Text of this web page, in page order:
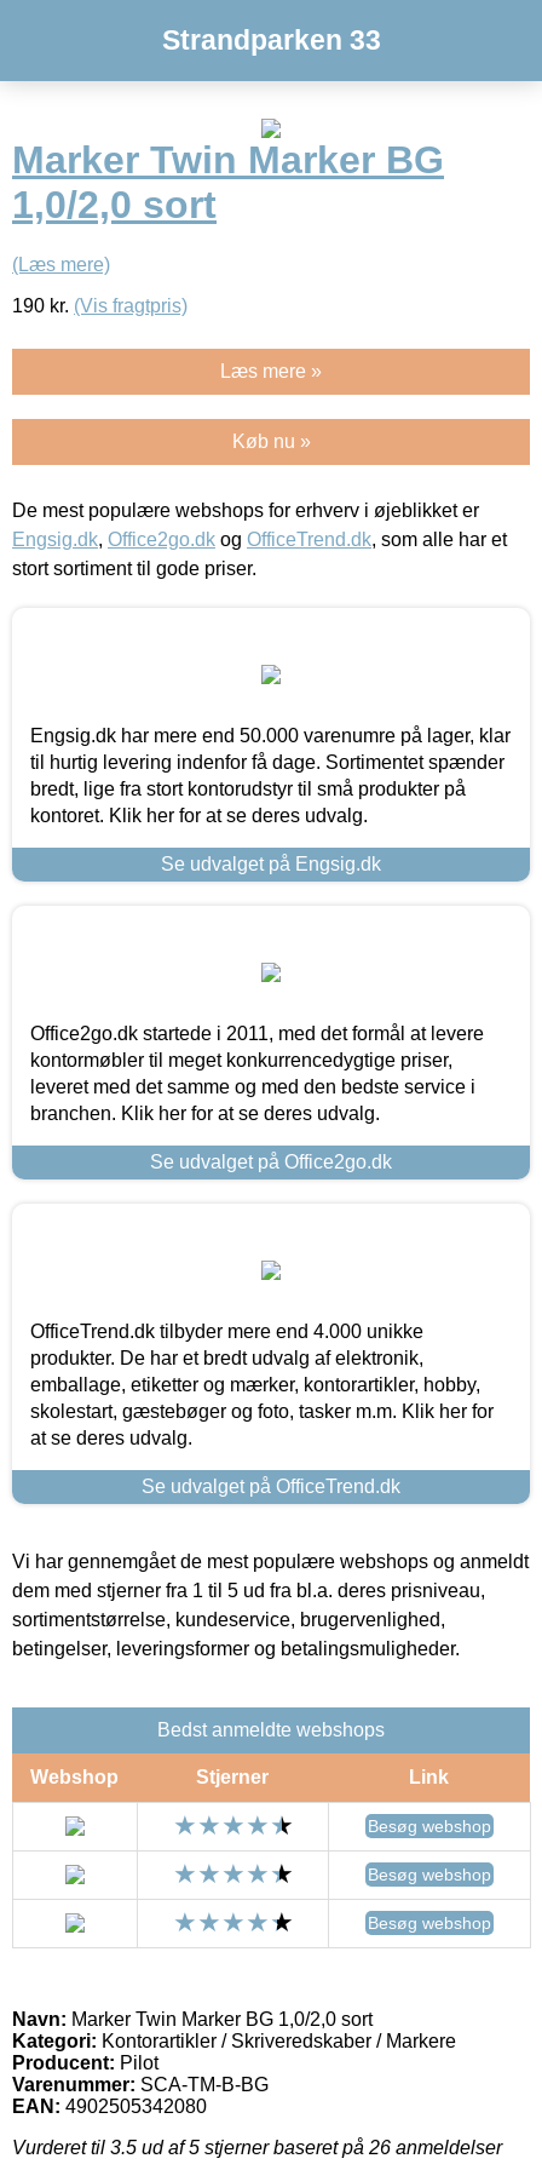
Strandparken 33
Marker Twin Marker BG
1,0/2,0 sort
(Læs mere)
190 kr. (Vis fragtpris)
Læs mere »
Køb nu »
De mest populære webshops for erhverv i øjeblikket er
Engsig.dk, Office2go.dk og OfficeTrend.dk, som alle har et
stort sortiment til gode priser.
Engsig.dk har mere end 50.000 varenumre på lager, klar
til hurtig levering indenfor få dage. Sortimentet spænder
bredt, lige fra stort kontorudstyr til små produkter på
kontoret. Klik her for at se deres udvalg.
Se udvalget på Engsig.dk
Office2go.dk startede i 2011, med det formål at levere
kontormøbler til meget konkurrencedygtige priser,
leveret med det samme og med den bedste service i
branchen. Klik her for at se deres udvalg.
Se udvalget på Office2go.dk
OfficeTrend.dk tilbyder mere end 4.000 unikke
produkter. De har et bredt udvalg af elektronik,
emballage, etiketter og mærker, kontorartikler, hobby,
skolestart, gæstebøger og foto, tasker m.m. Klik her for
at se deres udvalg.
Se udvalget på OfficeTrend.dk
Vi har gennemgået de mest populære webshops og anmeldt
dem med stjerner fra 1 til 5 ud fra bl.a. deres prisniveau,
sortimentstørrelse, kundeservice, brugervenlighed,
betingelser, leveringsformer og betalingsmuligheder.
Bedst anmeldte webshops
Webshop Stjerner Link
Besøg webshop
Besøg webshop
Besøg webshop
Navn: Marker Twin Marker BG 1,0/2,0 sort
Kategori: Kontorartikler / Skriveredskaber / Markere
Producent: Pilot
Varenummer: SCA-TM-B-BG
EAN: 4902505342080
Vurderet til 3.5 ud af 5 stjerner baseret på 26 anmeldelser